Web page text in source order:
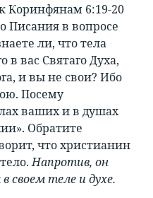
Коринфянам 6:19-20
Писания в вопросе
ли, что тела
вас Святаго Духа,
и вы не свои? Ибо
Посему
ваших и в душах
Обратите
что христианин
Напротив, он
своем теле и духе.